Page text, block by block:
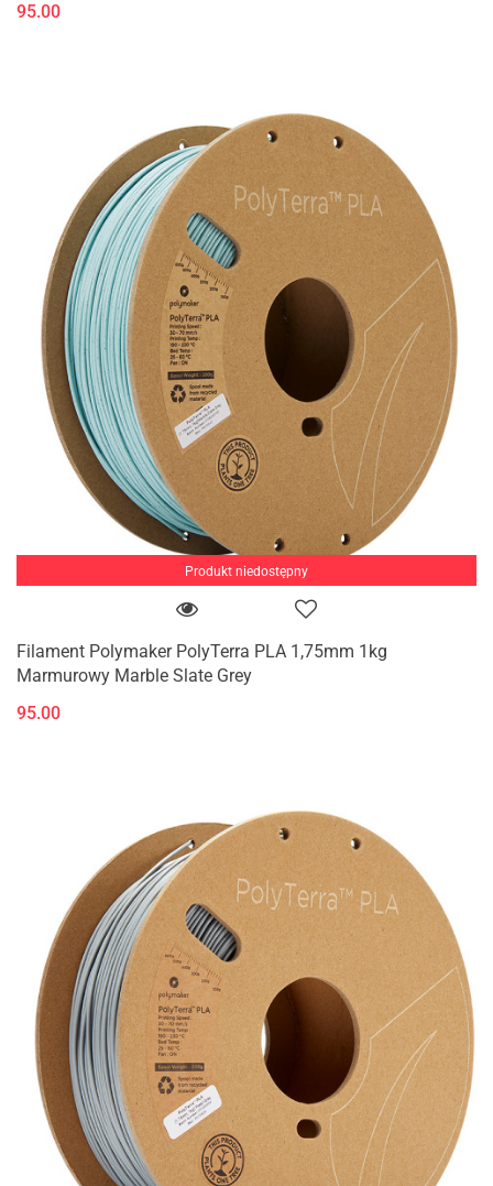
95.00
Produkt niedostępny
Filament Polymaker PolyTerra PLA 1,75mm 1kg
Marmurowy Marble Slate Grey
95.00